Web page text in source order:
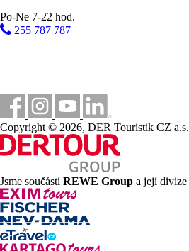
Po-Ne 7-22 hod.
255 787 787
Copyright © 2026, DER Touristik CZ a.s.
Jsme součástíREWE Group a její divize